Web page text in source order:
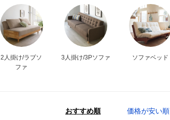
2人掛け/ラブソ
ファ
3人掛け/3Pソファ ソファベッド
おすすめ順 価格が安い順